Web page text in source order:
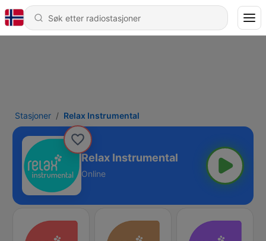
Stasjoner Relax Instrumental
Relax Instrumental
Online